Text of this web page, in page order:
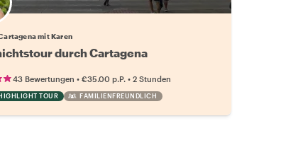
mit Karen
durch Cartagena
43 Bewertungen • €35.00 p.P. • 2 Stunden
TOUR FAMILIENFREUNDLICH